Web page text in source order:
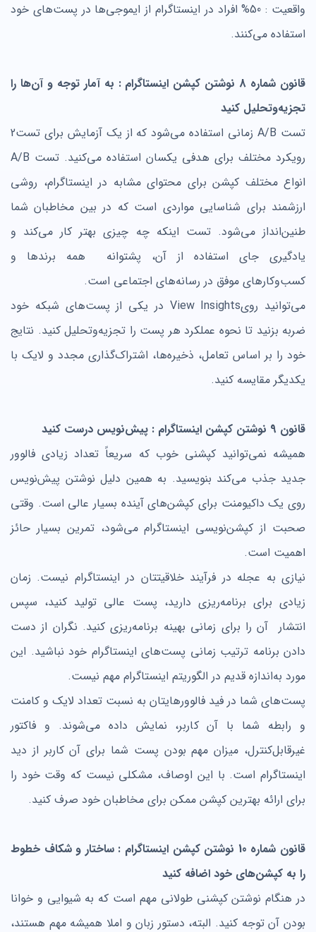
واقعیت : 50% افراد در اینستاگرام از ایموجی‌ها در پست‌های خود
استفاده می‌کنند.
قانون شماره 8 نوشتن کپشن اینستاگرام : به آمار توجه و آن‌ها را
تجزیه‌وتحلیل کنید
تست A/B زمانی استفاده می‌شود که از یک آزمایش برای تست2
رویکرد مختلف برای هدفی یکسان استفاده می‌کنید. تست A/B
انواع مختلف کپشن برای محتوای مشابه در اینستاگرام، روشی
ارزشمند برای شناسایی مواردی است که در بین مخاطبان شما
طنین‌انداز می‌شود. تست اینکه چه چیزی بهتر کار می‌کند و
یادگیری جای استفاده از آن، پشتوانه همه برندها و
کسب‌وکارهای موفق در رسانه‌های اجتماعی است.
می‌توانید رویView Insights در یکی از پست‌های شبکه خود
ضربه بزنید تا نحوه عملکرد هر پست را تجزیه‌وتحلیل کنید. نتایج
خود را بر اساس تعامل، ذخیره‌ها، اشتراک‌گذاری مجدد و لایک با
یکدیگر مقایسه کنید.
قانون 9 نوشتن کپشن اینستاگرام : پیش‌نویس درست کنید
همیشه نمی‌توانید کپشنی خوب که سریعاً تعداد زیادی فالوور
جدید جذب می‌کند بنویسید. به همین دلیل نوشتن پیش‌نویس
روی یک داکیومنت برای کپشن‌های آینده بسیار عالی است. وقتی
صحبت از کپشن‌نویسی اینستاگرام می‌شود، تمرین بسیار حائز
اهمیت است.
نیازی به عجله در فرآیند خلاقیتتان در اینستاگرام نیست. زمان
زیادی برای برنامه‌ریزی دارید، پست عالی تولید کنید، سپس
انتشار آن را برای زمانی بهینه برنامه‌ریزی کنید. نگران از دست
دادن برنامه ترتیب زمانی پست‌های اینستاگرام خود نباشید. این
مورد به‌اندازه قدیم در الگوریتم اینستاگرام مهم نیست.
پست‌های شما در فید فالوورهایتان به نسبت تعداد لایک و کامنت
و رابطه شما با آن کاربر، نمایش داده می‌شوند. و فاکتور
غیرقابل‌کنترل، میزان مهم بودن پست شما برای آن کاربر از دید
اینستاگرام است. با این اوصاف، مشکلی نیست که وقت خود را
برای ارائه بهترین کپشن ممکن برای مخاطبان خود صرف کنید.
قانون شماره 10 نوشتن کپشن اینستاگرام : ساختار و شکاف خطوط
را به کپشن‌های خود اضافه کنید
در هنگام نوشتن کپشنی طولانی مهم است که به شیوایی و خوانا
بودن آن توجه کنید. البته، دستور زبان و املا همیشه مهم هستند،